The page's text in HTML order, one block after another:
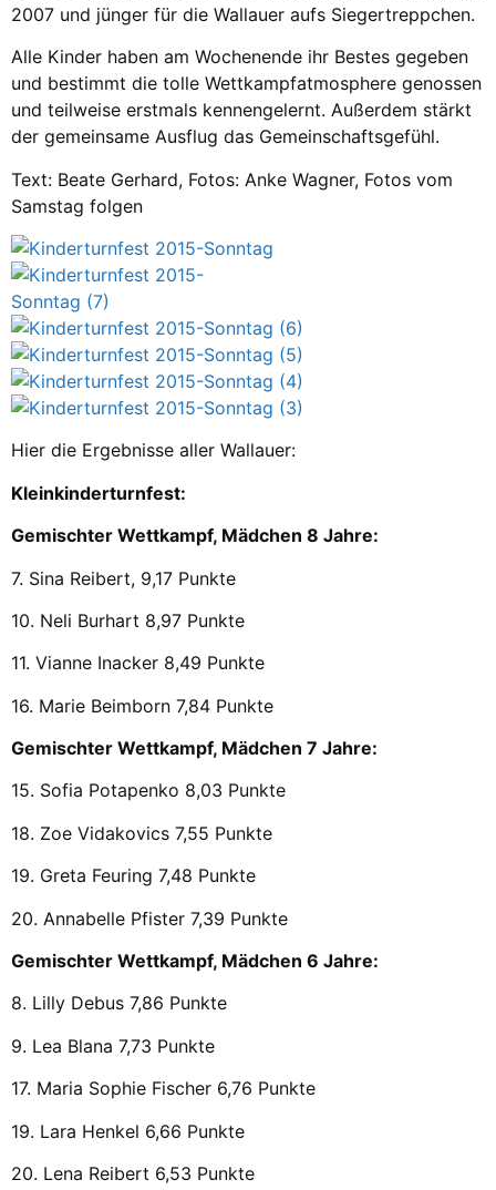
2007 und jünger für die Wallauer aufs Siegertreppchen.
Alle Kinder haben am Wochenende ihr Bestes gegeben
und bestimmt die tolle Wettkampfatmosphere genossen
und teilweise erstmals kennengelernt. Außerdem stärkt
der gemeinsame Ausflug das Gemeinschaftsgefühl.
Text: Beate Gerhard, Fotos: Anke Wagner, Fotos vom
Samstag folgen
Hier die Ergebnisse aller Wallauer:
Kleinkinderturnfest:
Gemischter Wettkampf, Mädchen 8 Jahre:
7. Sina Reibert, 9,17 Punkte
10. Neli Burhart 8,97 Punkte
11. Vianne Inacker 8,49 Punkte
16. Marie Beimborn 7,84 Punkte
Gemischter Wettkampf, Mädchen 7 Jahre:
15. Sofia Potapenko 8,03 Punkte
18. Zoe Vidakovics 7,55 Punkte
19. Greta Feuring 7,48 Punkte
20. Annabelle Pfister 7,39 Punkte
Gemischter Wettkampf, Mädchen 6 Jahre:
8. Lilly Debus 7,86 Punkte
9. Lea Blana 7,73 Punkte
17. Maria Sophie Fischer 6,76 Punkte
19. Lara Henkel 6,66 Punkte
20. Lena Reibert 6,53 Punkte